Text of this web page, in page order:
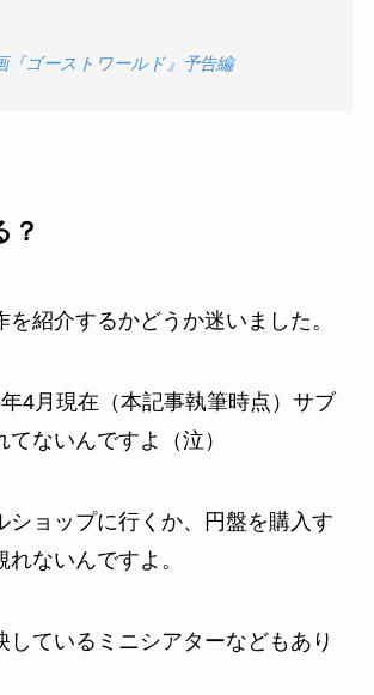
『ゴーストワールド』予告編
？
紹介するかどうか迷いました。
4月現在（本記事執筆時点）サブ
ないんですよ（泣）
ショップに行くか、円盤を購入す
ないんですよ。
しているミニシアターなどもあり